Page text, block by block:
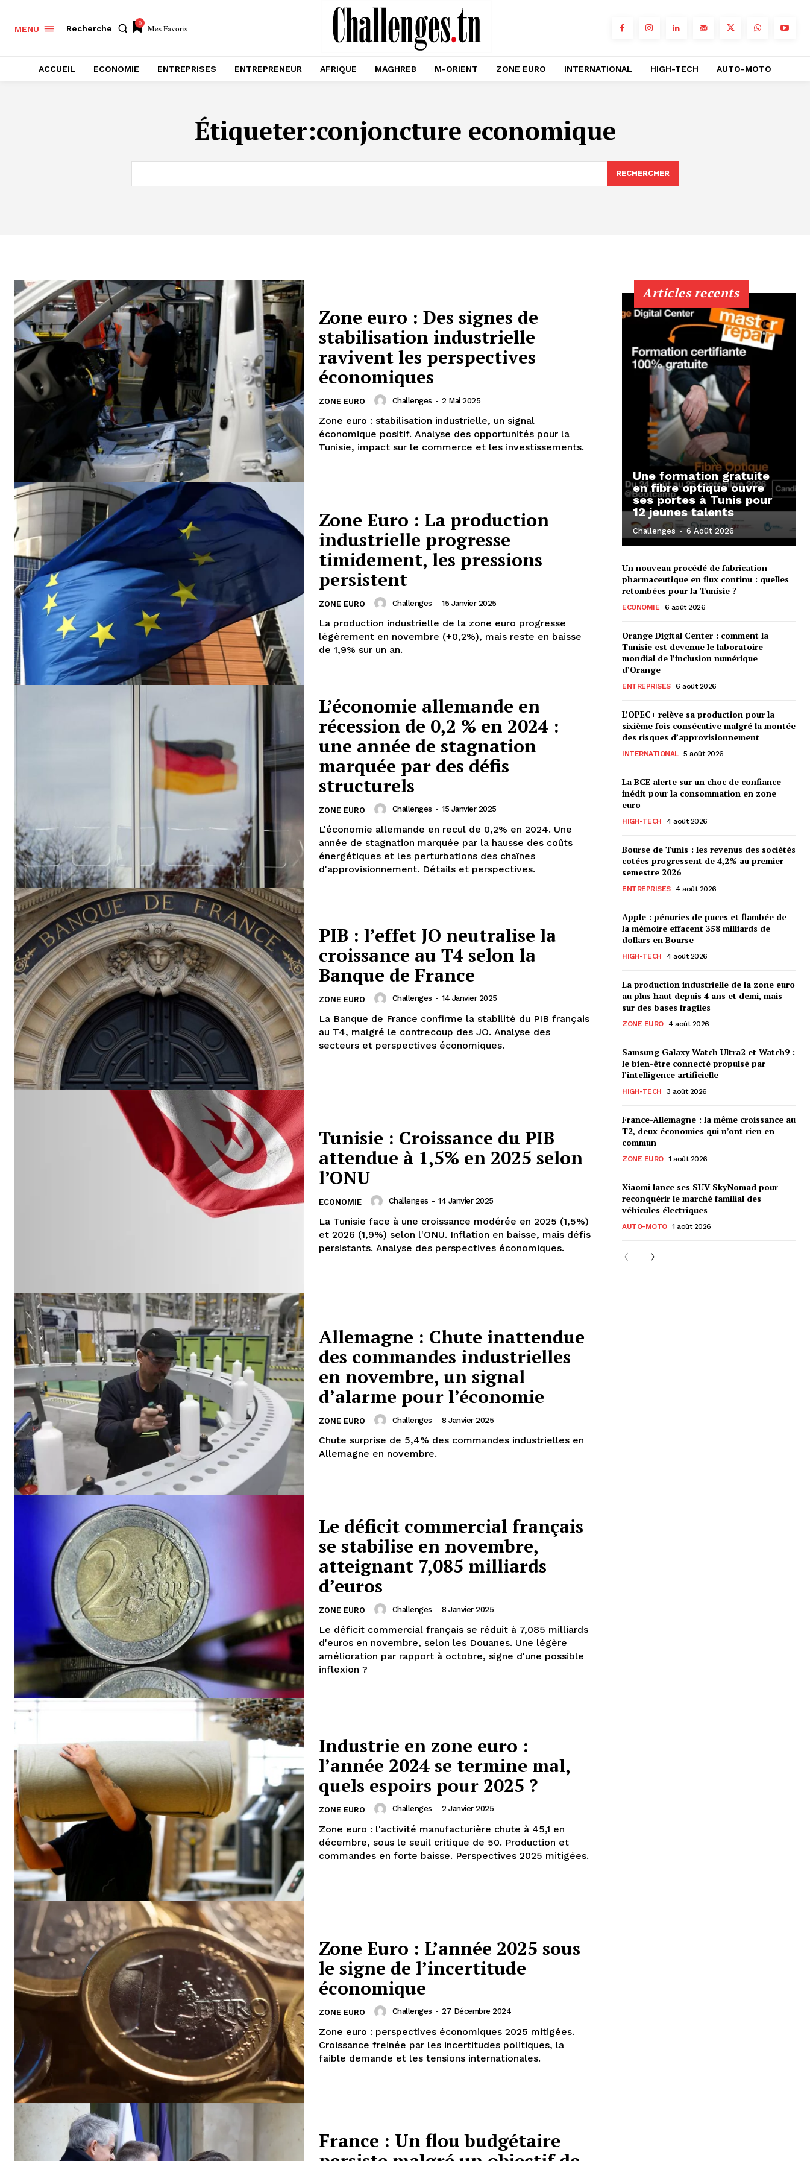
MENU Recherche
0 Mes Favoris
ACCUEIL ECONOMIE ENTREPRISES ENTREPRENEUR AFRIQUE MAGHREB M-ORIENT ZONE EURO INTERNATIONAL HIGH-TECH AUTO-MOTO
Étiqueter:conjoncture economique
RECHERCHER
Zone euro : Des signes de
stabilisation industrielle
ravivent les perspectives
économiques
ZONE EURO Challenges - 2 Mai 2025
Zone euro : stabilisation industrielle, un signal
économique positif. Analyse des opportunités pour la
Tunisie, impact sur le commerce et les investissements.
Zone Euro : La production
industrielle progresse
timidement, les pressions
persistent
ZONE EURO Challenges - 15 Janvier 2025
La production industrielle de la zone euro progresse
légèrement en novembre (+0,2%), mais reste en baisse
de 1,9% sur un an.
L’économie allemande en
récession de 0,2 % en 2024 :
une année de stagnation
marquée par des défis
structurels
ZONE EURO Challenges - 15 Janvier 2025
L'économie allemande en recul de 0,2% en 2024. Une
année de stagnation marquée par la hausse des coûts
énergétiques et les perturbations des chaînes
d'approvisionnement. Détails et perspectives.
PIB : l’effet JO neutralise la
croissance au T4 selon la
Banque de France
ZONE EURO Challenges - 14 Janvier 2025
La Banque de France confirme la stabilité du PIB français
au T4, malgré le contrecoup des JO. Analyse des
secteurs et perspectives économiques.
Tunisie : Croissance du PIB
attendue à 1,5% en 2025 selon
l’ONU
ECONOMIE Challenges - 14 Janvier 2025
La Tunisie face à une croissance modérée en 2025 (1,5%)
et 2026 (1,9%) selon l'ONU. Inflation en baisse, mais défis
persistants. Analyse des perspectives économiques.
Allemagne : Chute inattendue
des commandes industrielles
en novembre, un signal
d’alarme pour l’économie
ZONE EURO Challenges - 8 Janvier 2025
Chute surprise de 5,4% des commandes industrielles en
Allemagne en novembre.
Le déficit commercial français
se stabilise en novembre,
atteignant 7,085 milliards
d’euros
ZONE EURO Challenges - 8 Janvier 2025
Le déficit commercial français se réduit à 7,085 milliards
d'euros en novembre, selon les Douanes. Une légère
amélioration par rapport à octobre, signe d'une possible
inflexion ?
Industrie en zone euro :
l’année 2024 se termine mal,
quels espoirs pour 2025 ?
ZONE EURO Challenges - 2 Janvier 2025
Zone euro : l'activité manufacturière chute à 45,1 en
décembre, sous le seuil critique de 50. Production et
commandes en forte baisse. Perspectives 2025 mitigées.
Zone Euro : L’année 2025 sous
le signe de l’incertitude
économique
ZONE EURO Challenges - 27 Décembre 2024
Zone euro : perspectives économiques 2025 mitigées.
Croissance freinée par les incertitudes politiques, la
faible demande et les tensions internationales.
France : Un flou budgétaire
Articles recents
Une formation gratuite
en fibre optique ouvre
ses portes à Tunis pour
12 jeunes talents
Challenges - 6 Août 2026
Un nouveau procédé de fabrication
pharmaceutique en flux continu : quelles
retombées pour la Tunisie ?
ECONOMIE 6 août 2026
Orange Digital Center : comment la
Tunisie est devenue le laboratoire
mondial de l’inclusion numérique
d’Orange
ENTREPRISES 6 août 2026
L’OPEC+ relève sa production pour la
sixième fois consécutive malgré la montée
des risques d’approvisionnement
INTERNATIONAL 5 août 2026
La BCE alerte sur un choc de confiance
inédit pour la consommation en zone
euro
HIGH-TECH 4 août 2026
Bourse de Tunis : les revenus des sociétés
cotées progressent de 4,2% au premier
semestre 2026
ENTREPRISES 4 août 2026
Apple : pénuries de puces et flambée de
la mémoire effacent 358 milliards de
dollars en Bourse
HIGH-TECH 4 août 2026
La production industrielle de la zone euro
au plus haut depuis 4 ans et demi, mais
sur des bases fragiles
ZONE EURO 4 août 2026
Samsung Galaxy Watch Ultra2 et Watch9 :
le bien-être connecté propulsé par
l’intelligence artificielle
HIGH-TECH 3 août 2026
France-Allemagne : la même croissance au
T2, deux économies qui n’ont rien en
commun
ZONE EURO 1 août 2026
Xiaomi lance ses SUV SkyNomad pour
reconquérir le marché familial des
véhicules électriques
AUTO-MOTO 1 août 2026